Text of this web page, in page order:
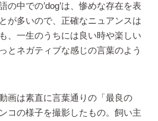
の中での’dog’は、惨めな存在を表
が多いので、正確なニュアンスは
、一生のうちには良い時や楽しい
とネガティブな感じの言葉のよう
画は素直に言葉通りの「最良の
コの様子を撮影したもの。飼い主